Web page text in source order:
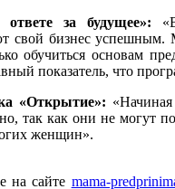
за будущее»:
бизнес успешным.
основам
показатель, что
«Открытие»:
так как они не могут
женщин».
на сайте mama-